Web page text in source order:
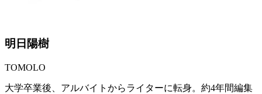
明日陽樹
TOMOLO
大学卒業後、アルバイトからライターに転身。約4年間編集